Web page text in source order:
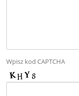
Wpisz kod CAPTCHA